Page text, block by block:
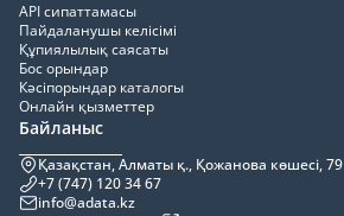
API сипаттамасы
Пайдаланушы келісімі
Құпиялылық саясаты
Бос орындар
Кәсіпорындар каталогы
Онлайн қызметтер
Байланыс
Қазақстан, Алматы қ., Қожанова көшесі, 79
+7 (747) 120 34 67
info@adata.kz